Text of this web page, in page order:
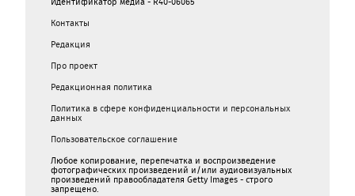
Контакты
Редакция
Про проект
Редакционная политика
Политика в сфере конфиденциальности и персональных
данных
Пользовательское соглашение
Любое копирование, перепечатка и воспроизведение
фотографических произведений и/или аудиовизуальных
произведений правообладателя Getty Images - строго
запрещено.